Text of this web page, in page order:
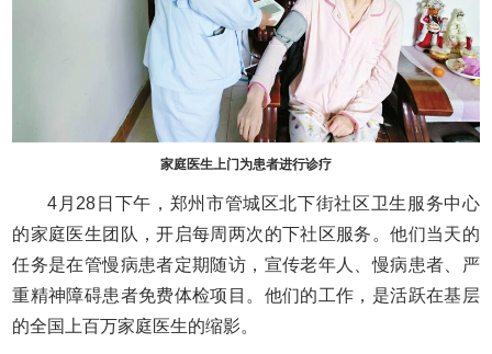
家庭医生上门为患者进行诊疗
4月28日下午，郑州市管城区北下街社区卫生服务中心
的家庭医生团队，开启每周两次的下社区服务。他们当天的
任务是在管慢病患者定期随访，宣传老年人、慢病患者、严
重精神障碍患者免费体检项目。他们的工作，是活跃在基层
的全国上百万家庭医生的缩影。